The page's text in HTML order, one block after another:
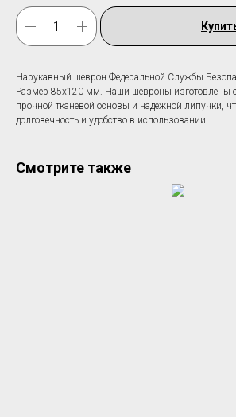
Нарукавный шеврон Федеральной Службы
Размер 85х120 мм. Наши шевроны изготовлены
прочной тканевой основы и надежной липучки,
долговечность и удобство в использовании.
Смотрите также